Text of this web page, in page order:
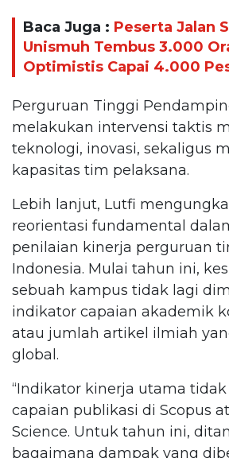
Baca Juga : Peserta Jalan
Unismuh Tembus 3.000
Optimistis Capai 4.000
Perguruan Tinggi
melakukan intervensi taktis
teknologi, inovasi, sekaligus
kapasitas tim pelaksana.
Lebih lanjut, Lutfi
reorientasi fundamental
penilaian kinerja perguruan
Indonesia. Mulai tahun ini,
sebuah kampus tidak lagi
indikator capaian akademik
atau jumlah artikel ilmiah
global.
“Indikator kinerja utama
capaian publikasi di Scopus
Science. Untuk tahun ini,
bagaimana dampak yang